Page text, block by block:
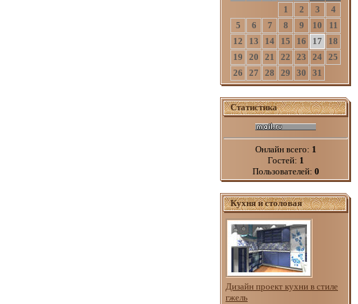
1
2 3
4
5
6 7 8 9 10
11
12
13 14 15 16 17
18
19
20 21 22 23 24
25
26
27 28 29 30 31
Статистика
Онлайн всего: 1
Гостей: 1
Пользователей: 0
Кухня и столовая
Дизайн проект кухни в стиле
гжель